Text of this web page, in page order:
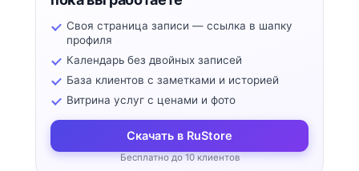
Своя страница записи — ссылка в шапку
профиля
Календарь без двойных записей
База клиентов с заметками и историей
Витрина услуг с ценами и фото
Скачать в RuStore
Бесплатно до 10 клиентов